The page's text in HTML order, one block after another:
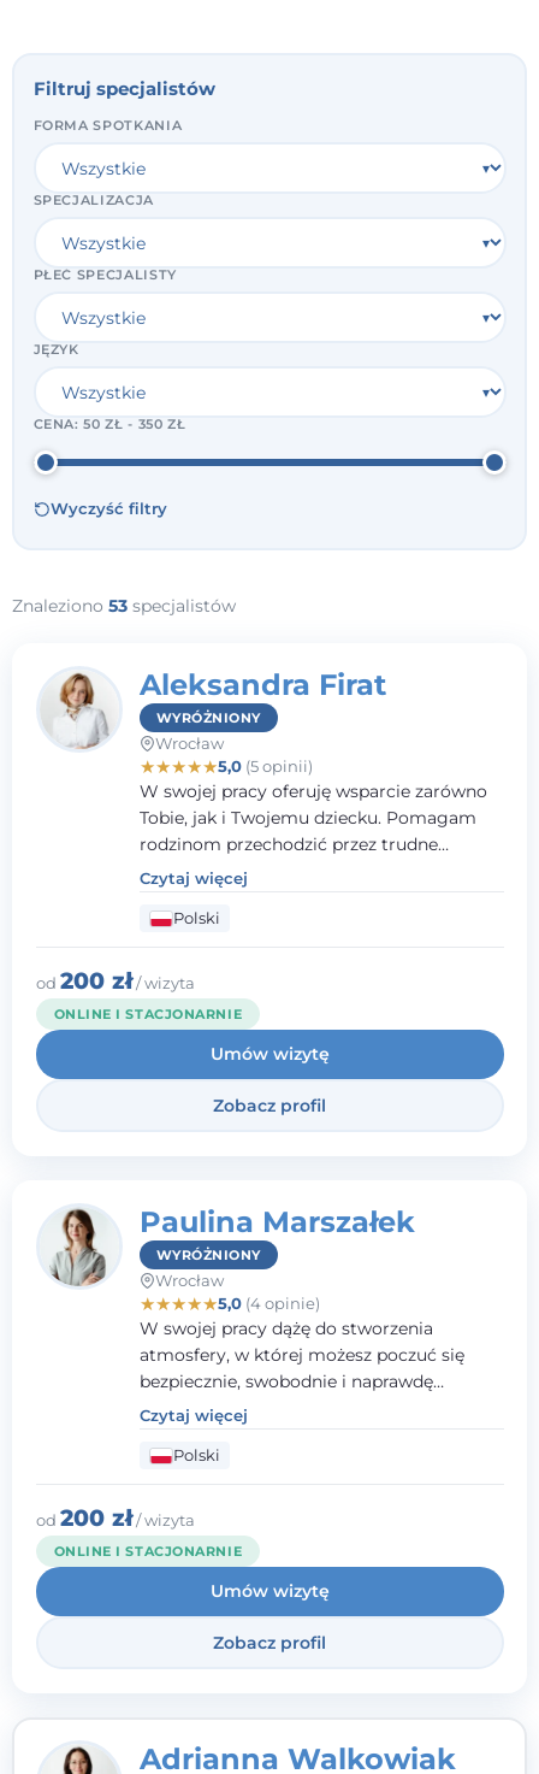
Filtruj specjalistów
FORMA SPOTKANIA
SPECJALIZACJA
PŁEĆ SPECJALISTY
JĘZYK
CENA:50 ZŁ - 350 ZŁ
Wyczyść filtry
Znaleziono 53 specjalistów
Aleksandra Firat
WYRÓŻNIONY
Wrocław
★★★★★5,0(5 opinii)
W swojej pracy oferuję wsparcie zarówno
Tobie, jak i Twojemu dziecku. Pomagam
rodzinom przechodzić przez trudne
momenty, opierając współpracę na
wzajemnym zaufaniu i otwartej
komunikacji. Posiadam doświadczenie w
pracy z dziećmi i młodzieżą mierzącymi się
z różnorodnymi trudnościami
emocjonalnymi oraz rozwojowymi.
Czytaj więcej
Polski
od 200 zł/ wizyta
ONLINE I STACJONARNIE
Umów wizytę
Zobacz profil
Paulina Marszałek
WYRÓŻNIONY
Wrocław
★★★★★5,0(4 opinie)
W swojej pracy dążę do stworzenia
atmosfery, w której możesz poczuć się
bezpiecznie, swobodnie i naprawdę
wysłuchany(-a). Zależy mi na
towarzyszeniu Ci w drodze do większego
dobrostanu, lepszego poznania siebie oraz
budowania wartościowych i
satysfakcjonujących relacji - zarówno z
innymi, jak i z samym sobą. Możliwość
bycia częścią tego procesu traktuję jako
duże wyróżnienie.
Czytaj więcej
Polski
od 200 zł/ wizyta
ONLINE I STACJONARNIE
Umów wizytę
Zobacz profil
Adrianna Walkowiak